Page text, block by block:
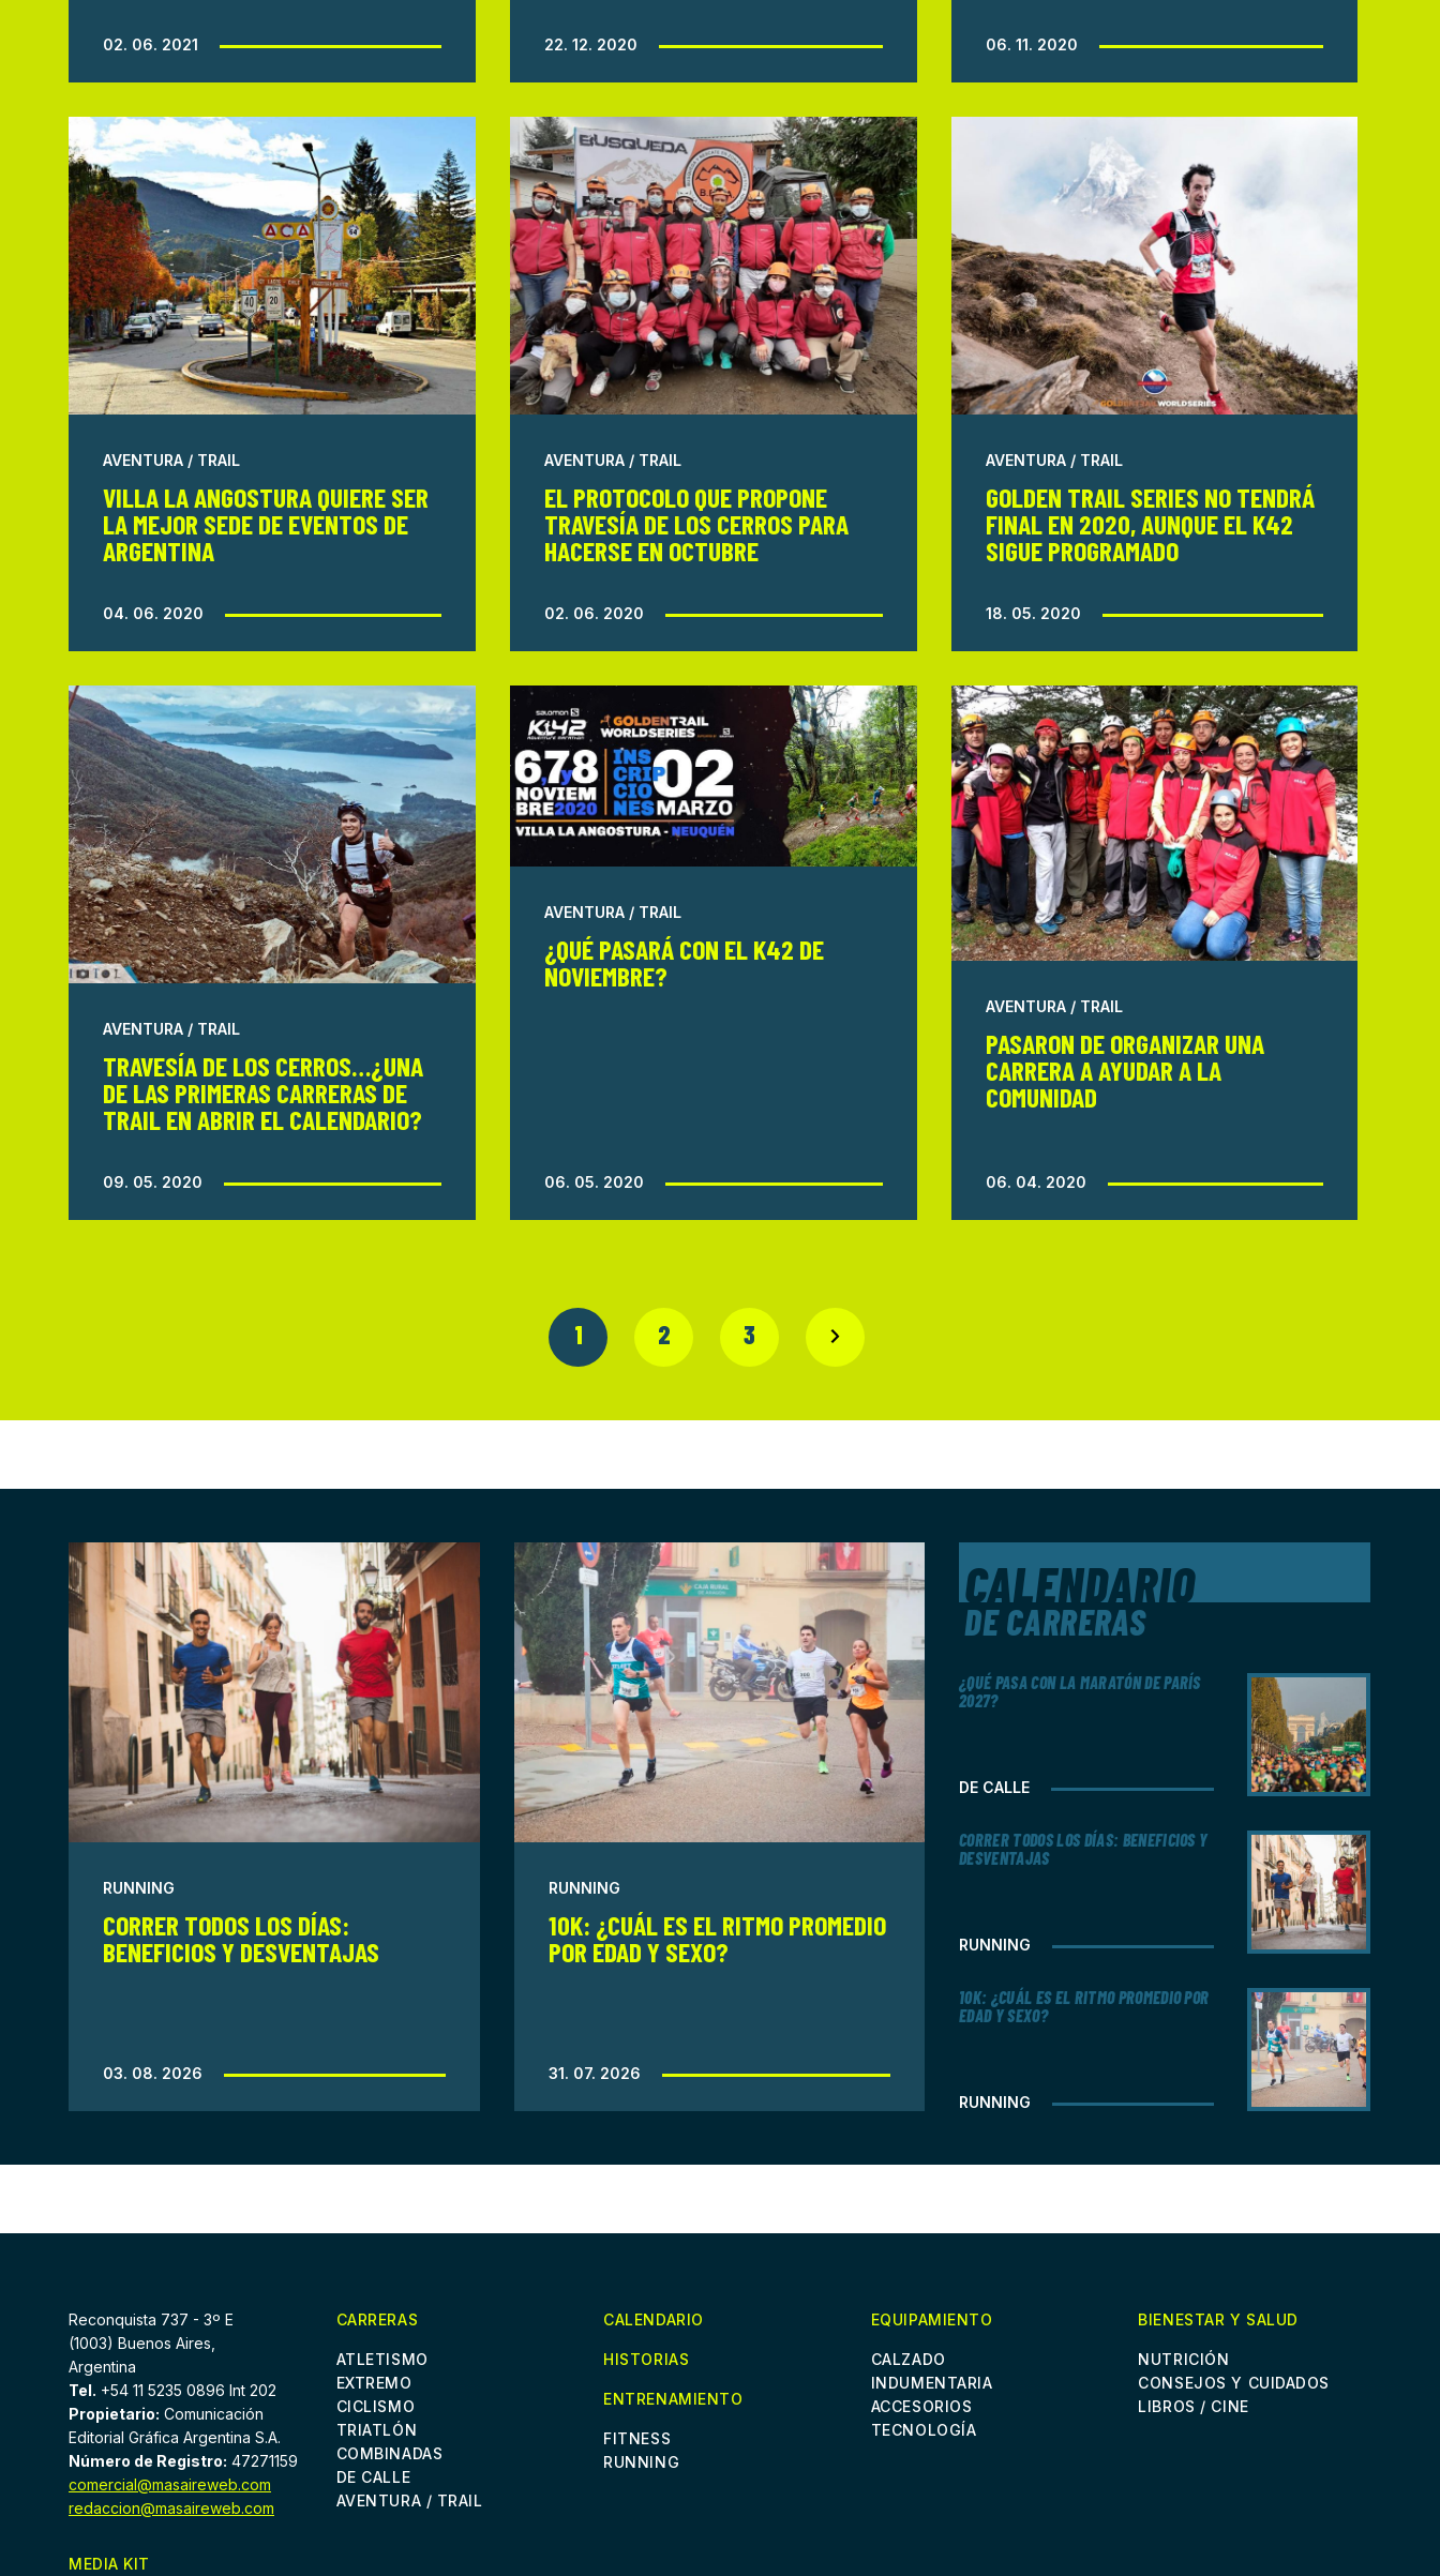
02. 06. 2021 22. 12. 2020 06. 11. 2020
AVENTURA / TRAIL
VILLA LA ANGOSTURA QUIERE SER
LA MEJOR SEDE DE EVENTOS DE
ARGENTINA
04. 06. 2020
AVENTURA / TRAIL
EL PROTOCOLO QUE PROPONE
TRAVESÍA DE LOS CERROS PARA
HACERSE EN OCTUBRE
02. 06. 2020
AVENTURA / TRAIL
GOLDEN TRAIL SERIES NO TENDRÁ
FINAL EN 2020, AUNQUE EL K42
SIGUE PROGRAMADO
18. 05. 2020
AVENTURA / TRAIL
TRAVESÍA DE LOS CERROS…¿UNA
DE LAS PRIMERAS CARRERAS DE
TRAIL EN ABRIR EL CALENDARIO?
09. 05. 2020
AVENTURA / TRAIL
¿QUÉ PASARÁ CON EL K42 DE
NOVIEMBRE?
06. 05. 2020
AVENTURA / TRAIL
PASARON DE ORGANIZAR UNA
CARRERA A AYUDAR A LA
COMUNIDAD
06. 04. 2020
1 2 3
RUNNING
CORRER TODOS LOS DÍAS:
BENEFICIOS Y DESVENTAJAS
03. 08. 2026
RUNNING
10K: ¿CUÁL ES EL RITMO PROMEDIO
POR EDAD Y SEXO?
31. 07. 2026
CALENDARIO
DE CARRERAS
DE CALLE
¿QUÉ PASA CON LA MARATÓN DE PARÍS
2027?
RUNNING
CORRER TODOS LOS DÍAS: BENEFICIOS Y
DESVENTAJAS
RUNNING
10K: ¿CUÁL ES EL RITMO PROMEDIO POR
EDAD Y SEXO?
Reconquista 737 - 3º E
(1003) Buenos Aires,
Argentina
Tel. +54 11 5235 0896 Int 202
Propietario: Comunicación
Editorial Gráfica Argentina S.A.
Número de Registro: 47271159
comercial@masaireweb.com
redaccion@masaireweb.com
MEDIA KIT
CARRERAS
ATLETISMO
EXTREMO
CICLISMO
TRIATLÓN
COMBINADAS
DE CALLE
AVENTURA / TRAIL
CALENDARIO
HISTORIAS
ENTRENAMIENTO
FITNESS
RUNNING
EQUIPAMIENTO
CALZADO
INDUMENTARIA
ACCESORIOS
TECNOLOGÍA
BIENESTAR Y SALUD
NUTRICIÓN
CONSEJOS Y CUIDADOS
LIBROS / CINE